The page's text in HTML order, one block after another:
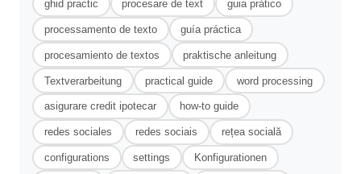
ghid practic procesare de text guia prático
processamento de texto guía práctica
procesamiento de textos praktische anleitung
Textverarbeitung practical guide word processing
asigurare credit ipotecar how-to guide
redes sociales redes sociais rețea socială
configurations settings Konfigurationen